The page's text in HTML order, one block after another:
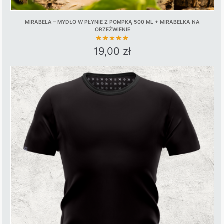
MIRABELA – MYDŁO W PŁYNIE Z POMPKĄ 500 ML + MIRABELKA NA
ORZEŹWIENIE
19,00 zł